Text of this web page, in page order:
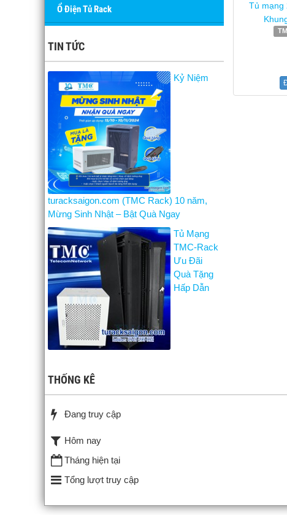
Tủ mạng
Ổ Điện Tủ Rack
TIN TỨC
Kỷ Niệm
turacksaigon.com (TMC Rack) 10 năm,
Mừng Sinh Nhật – Bật Quà Ngay
Tủ Mạng
TMC-Rack
Ưu Đãi
Quà Tặng
Hấp Dẫn
THỐNG KÊ
Đang truy cập
Hôm nay
Tháng hiện tại
Tổng lượt truy cập